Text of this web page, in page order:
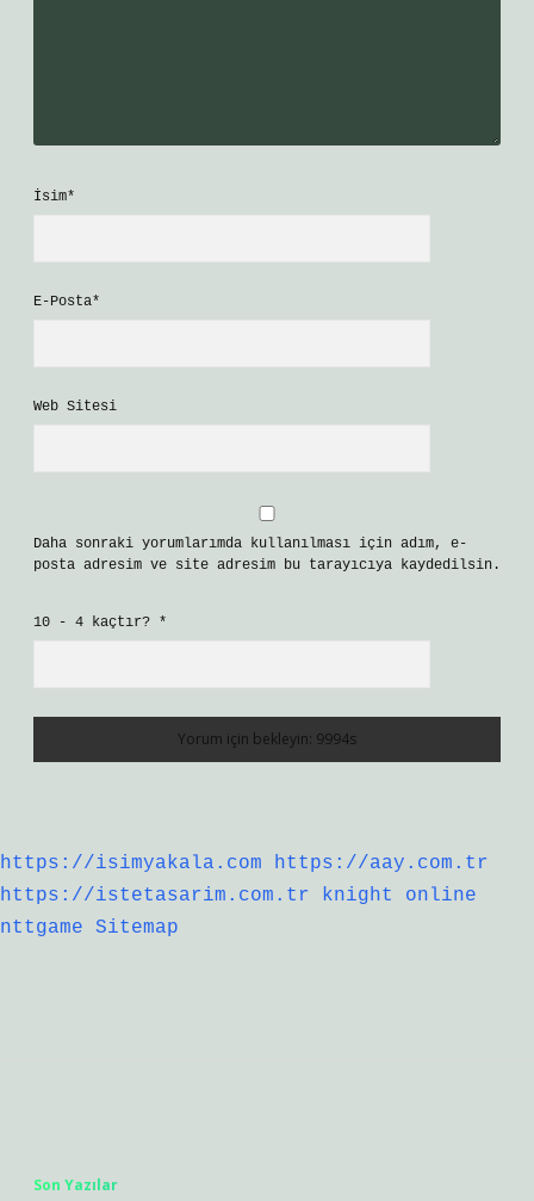
İsim*
E-Posta*
Web Sitesi
Daha sonraki yorumlarımda kullanılması için adım, e-
posta adresim ve site adresim bu tarayıcıya kaydedilsin.
10 - 4 kaçtır? *
https://isimyakala.com
https://aay.com.tr
https://istetasarim.com.tr
knight online
nttgame
Sitemap
Son Yazılar